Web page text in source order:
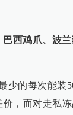
西鸡爪、波
少的每次能装
，而对走私